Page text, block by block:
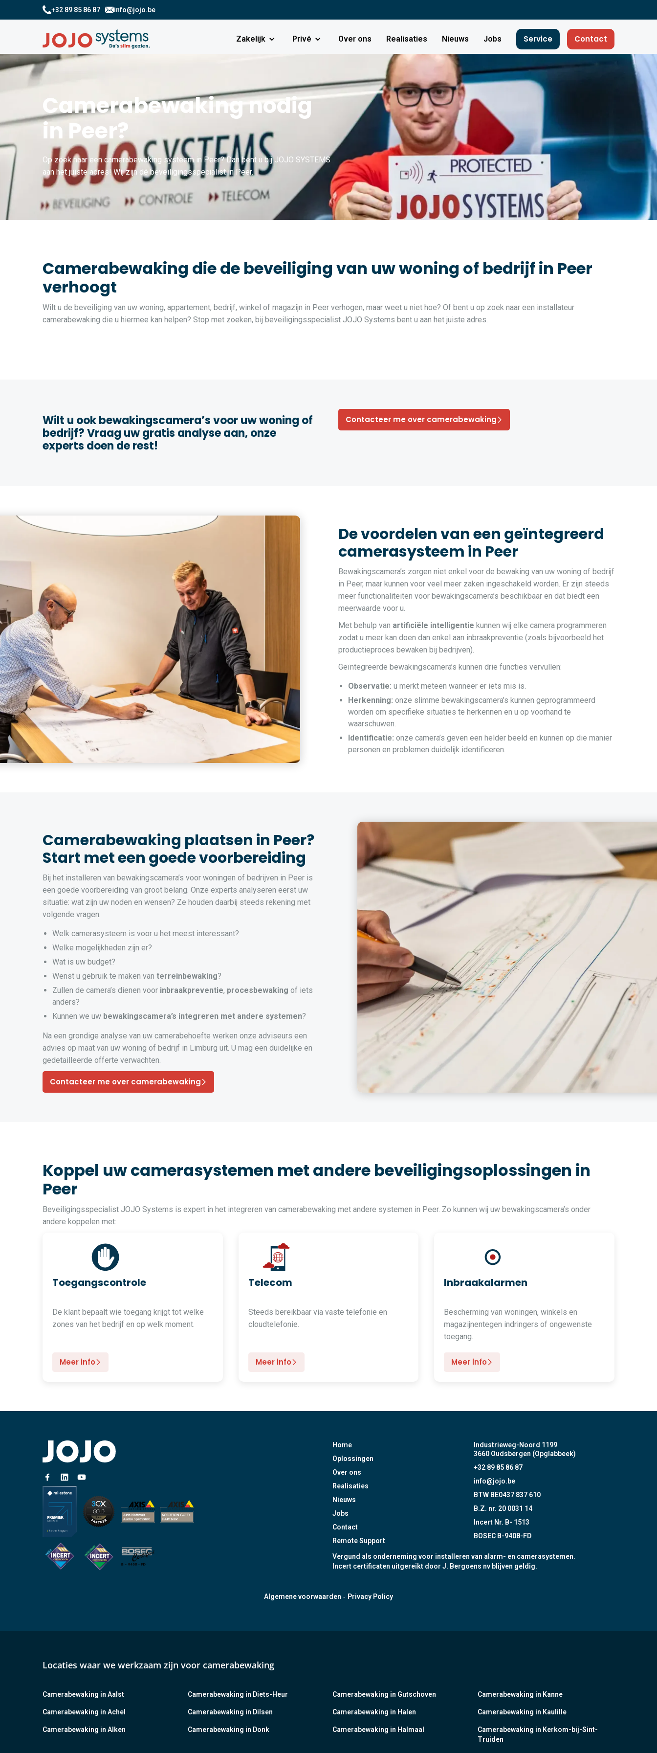
+32 89 85 86 87 info@jojo.be
Zakelijk Privé Over ons Realisaties Nieuws Jobs Service Contact
Camerabewaking nodig
in Peer?
Op zoek naar een camerabewaking systeem in Peer? Dan bent u bij JOJO SYSTEMS
aan het juiste adres! Wij zijn dé beveiligingsspecialist in Peer.
Camerabewaking die de beveiliging van uw woning of bedrijf in Peer
verhoogt
Wilt u de beveiliging van uw woning, appartement, bedrijf, winkel of magazijn in Peer verhogen, maar weet u niet hoe? Of bent u op zoek naar een installateur
camerabewaking die u hiermee kan helpen? Stop met zoeken, bij beveiligingsspecialist JOJO Systems bent u aan het juiste adres.
Wilt u ook bewakingscamera’s voor uw woning of
bedrijf? Vraag uw gratis analyse aan, onze
experts doen de rest!
Contacteer me over camerabewaking
De voordelen van een geïntegreerd
camerasysteem in Peer
Bewakingscamera’s zorgen niet enkel voor de bewaking van uw woning of bedrijf
in Peer, maar kunnen voor veel meer zaken ingeschakeld worden. Er zijn steeds
meer functionaliteiten voor bewakingscamera’s beschikbaar en dat biedt een
meerwaarde voor u.
Met behulp van artificiële intelligentie kunnen wij elke camera programmeren
zodat u meer kan doen dan enkel aan inbraakpreventie (zoals bijvoorbeeld het
productieproces bewaken bij bedrijven).
Geïntegreerde bewakingscamera’s kunnen drie functies vervullen:
Observatie: u merkt meteen wanneer er iets mis is.
Herkenning: onze slimme bewakingscamera’s kunnen geprogrammeerd
worden om specifieke situaties te herkennen en u op voorhand te
waarschuwen.
Identificatie: onze camera’s geven een helder beeld en kunnen op die manier
personen en problemen duidelijk identificeren.
Camerabewaking plaatsen in Peer?
Start met een goede voorbereiding
Bij het installeren van bewakingscamera’s voor woningen of bedrijven in Peer is
een goede voorbereiding van groot belang. Onze experts analyseren eerst uw
situatie: wat zijn uw noden en wensen? Ze houden daarbij steeds rekening met
volgende vragen:
Welk camerasysteem is voor u het meest interessant?
Welke mogelijkheden zijn er?
Wat is uw budget?
Wenst u gebruik te maken van terreinbewaking?
Zullen de camera’s dienen voor inbraakpreventie, procesbewaking of iets
anders?
Kunnen we uw bewakingscamera’s integreren met andere systemen?
Na een grondige analyse van uw camerabehoefte werken onze adviseurs een
advies op maat van uw woning of bedrijf in Limburg uit. U mag een duidelijke en
gedetailleerde offerte verwachten.
Contacteer me over camerabewaking
Koppel uw camerasystemen met andere beveiligingsoplossingen in
Peer
Beveiligingsspecialist JOJO Systems is expert in het integreren van camerabewaking met andere systemen in Peer. Zo kunnen wij uw bewakingscamera’s onder
andere koppelen met:
Toegangscontrole
De klant bepaalt wie toegang krijgt tot welke
zones van het bedrijf en op welk moment.
Meer info
Telecom
Steeds bereikbaar via vaste telefonie en
cloudtelefonie.
Meer info
Inbraakalarmen
Bescherming van woningen, winkels en
magazijnentegen indringers of ongewenste
toegang.
Meer info
Home
Oplossingen
Over ons
Realisaties
Nieuws
Jobs
Contact
Remote Support
Industrieweg-Noord 1199
3660 Oudsbergen (Opglabbeek)
+32 89 85 86 87
info@jojo.be
BTW BE0437 837 610
B.Z. nr. 20 0031 14
Incert Nr. B- 1513
BOSEC B-9408-FD
Vergund als onderneming voor installeren van alarm- en camerasystemen.
Incert certificaten uitgereikt door J. Bergoens nv blijven geldig.
Algemene voorwaarden - Privacy Policy
Locaties waar we werkzaam zijn voor camerabewaking
Camerabewaking in Aalst
Camerabewaking in Achel
Camerabewaking in Alken
Camerabewaking in Diets-Heur
Camerabewaking in Dilsen
Camerabewaking in Donk
Camerabewaking in Gutschoven
Camerabewaking in Halen
Camerabewaking in Halmaal
Camerabewaking in Kanne
Camerabewaking in Kaulille
Camerabewaking in Kerkom-bij-Sint-
Truiden